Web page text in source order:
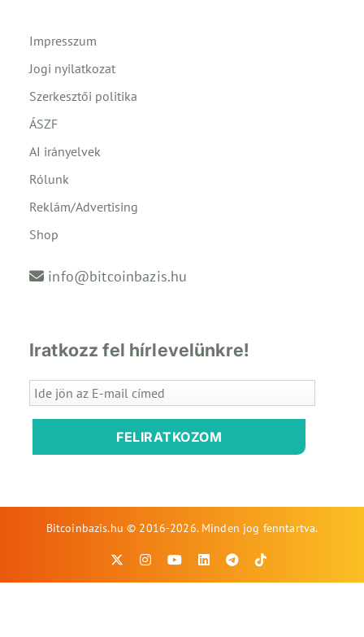
Impresszum
Jogi nyilatkozat
Szerkesztői politika
ÁSZF
AI irányelvek
Rólunk
Reklám/Advertising
Shop
info@bitcoinbazis.hu
Iratkozz fel hírlevelünkre!
FELIRATKOZOM
Bitcoinbazis.hu © 2016-2026. Minden jog fenntartva.